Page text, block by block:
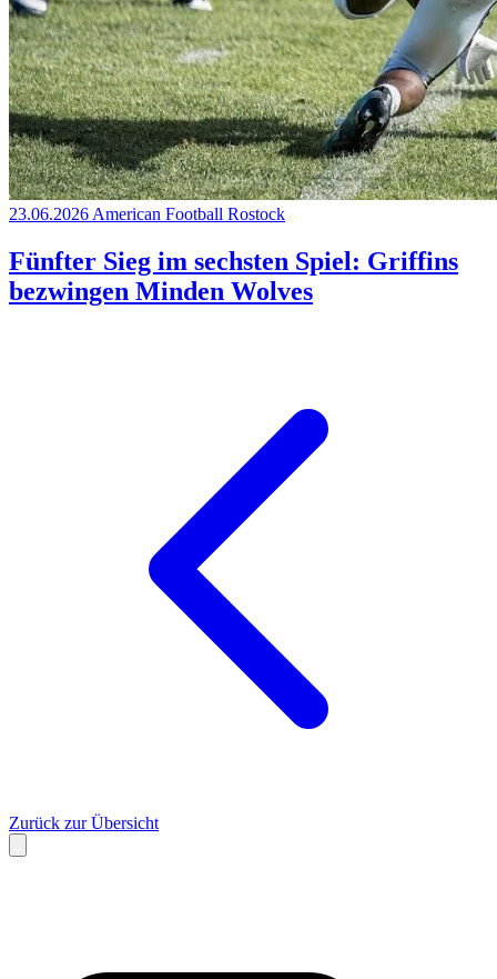
23.06.2026 American Football Rostock
Fünfter Sieg im sechsten Spiel: Griffins
bezwingen Minden Wolves
Zurück zur Übersicht